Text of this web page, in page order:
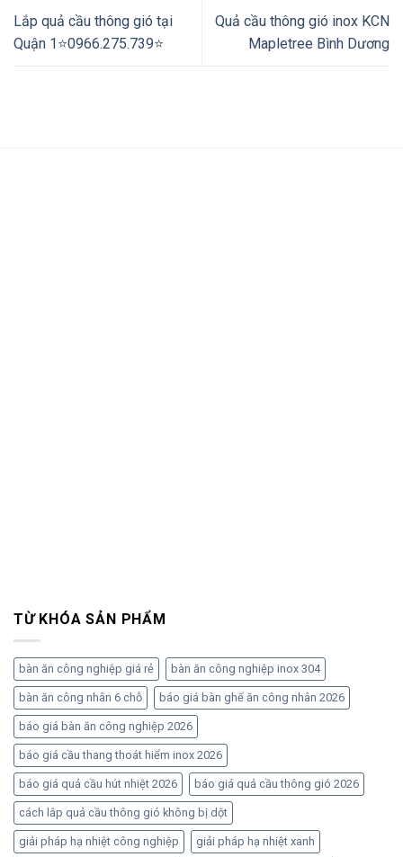
Lắp quả cầu thông gió tại
Quận 1⭐️0966.275.739⭐️
Quả cầu thông gió inox KCN
Mapletree Bình Dương
TỪ KHÓA SẢN PHẨM
bàn ăn công nghiệp giá rẻ bàn ăn công nghiệp inox 304
bàn ăn công nhân 6 chỗ báo giá bàn ghế ăn công nhân 2026
báo giá bàn ăn công nghiệp 2026
báo giá cầu thang thoát hiểm inox 2026
báo giá quả cầu hút nhiệt 2026 báo giá quả cầu thông gió 2026
cách lắp quả cầu thông gió không bị dột
giải pháp hạ nhiệt công nghiệp giải pháp hạ nhiệt xanh